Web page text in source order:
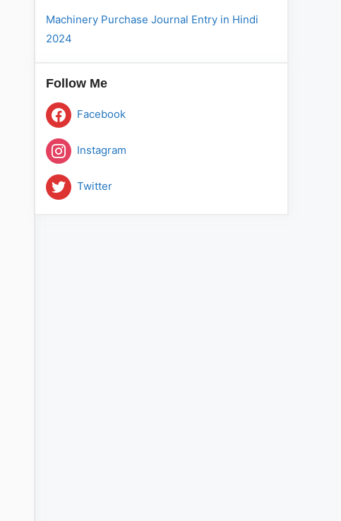
Machinery Purchase Journal Entry in Hindi
2024
Follow Me
Facebook
Instagram
Twitter